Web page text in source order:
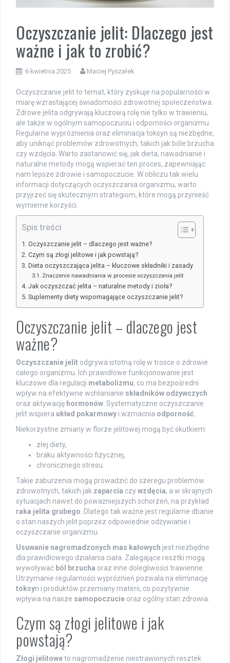
Oczyszczanie jelit: Dlaczego jest
ważne i jak to zrobić?
6 kwietnia 2025 Maciej Pyszałek
Oczyszczanie jelit to temat, który zyskuje na popularności w
miarę wzrastającej świadomości zdrowotnej społeczeństwa.
Zdrowe jelita odgrywają kluczową rolę nie tylko w trawieniu,
ale także w ogólnym samopoczuciu i odporności organizmu.
Regularne wypróżnienia oraz eliminacja toksyn są niezbędne,
aby uniknąć problemów zdrowotnych, takich jak bóle brzucha
czy wzdęcia. Warto zastanowić się, jak dieta, nawadnianie i
naturalne metody mogą wspierać ten proces, zapewniając
nam lepsze zdrowie i samopoczucie. W obliczu tak wielu
informacji dotyczących oczyszczania organizmu, warto
przyjrzeć się skutecznym strategiom, które mogą przynieść
wymierne korzyści.
Spis treści
Oczyszczanie jelit – dlaczego jest ważne?
Czym są złogi jelitowe i jak powstają?
Dieta oczyszczająca jelita – kluczowe składniki i zasady
Znaczenie nawadniania w procesie oczyszczania jelit
Jak oczyszczać jelita – naturalne metody i zioła?
Suplementy diety wspomagające oczyszczanie jelit?
Oczyszczanie jelit – dlaczego jest
ważne?
Oczyszczanie jelit odgrywa istotną rolę w trosce o zdrowie
całego organizmu. Ich prawidłowe funkcjonowanie jest
kluczowe dla regulacji metabolizmu, co ma bezpośredni
wpływ na efektywne wchłanianie składników odżywczych
oraz aktywację hormonów . Systematyczne oczyszczanie
jelit wspiera układ pokarmowy i wzmacnia odporność
Niekorzystne zmiany w florze jelitowej mogą być skutkiem:
złej diety,
braku aktywności fizycznej,
chronicznego stresu.
Takie zaburzenia mogą prowadzić do szeregu problemów
zdrowotnych, takich jak zaparcia czywzdęcia, a w skrajnych
sytuacjach nawet do poważniejszych schorzeń, na przykład
raka jelita grubego . Dlatego tak ważne jest regularne dbanie
o stan naszych jelit poprzez odpowiednie odżywianie i
oczyszczanie organizmu.
Usuwanie nagromadzonych mas kałowych jest niezbędne
dla prawidłowego działania ciała. Zalegające resztki mogą
wywoływać ból brzucha oraz inne dolegliwości trawienne.
Utrzymanie regularności wypróżnień pozwala na eliminację
toksyn i produktów przemiany materii, co pozytywnie
wpływa na nasze samopoczucie oraz ogólny stan zdrowia.
Czym są złogi jelitowe i jak
powstają?
Złogi jelitoweto nagromadzenie niestrawionych resztek